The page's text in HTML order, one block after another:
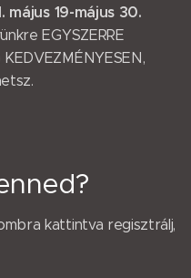
május 19-május 30.
EGYSZERRE
KEDVEZMÉNYESEN,
kattintva regisztrálj,